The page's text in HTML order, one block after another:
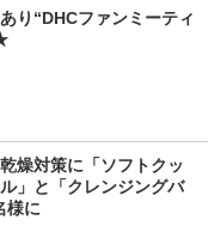
り“DHCファンミーティ
燥対策に「ソフトクッ
」と「クレンジングバ
様に